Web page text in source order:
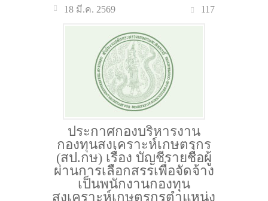
18 มี.ค. 2569 117
ประกาศกองบริหารงาน
กองทุนสงเคราะห์เกษตรกร
(สป.กษ) เรื่อง บัญชีรายชื่อผู้
ผ่านการเลือกสรรเพื่อจัดจ้าง
เป็นพนักงานกองทุน
สงเคราะห์เกษตรกรตำแหน่ง